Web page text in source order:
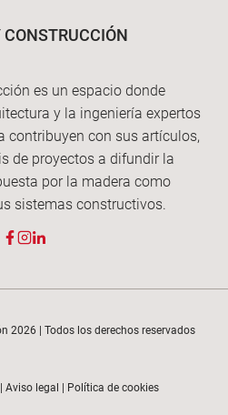
es un espacio donde
y la ingeniería expertos
contribuyen con sus artículos,
de proyectos a difundir la
por la madera como
sistemas constructivos.
2026 | Todos los derechos reservados
Aviso legal Política de cookies